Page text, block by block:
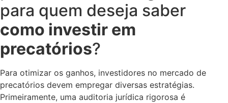
para quem deseja saber
como investir em
precatórios?
Para otimizar os ganhos, investidores no mercado de
precatórios devem empregar diversas estratégias.
Primeiramente, uma auditoria jurídica rigorosa é